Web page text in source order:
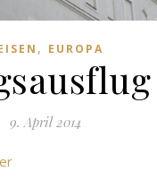
, EUROPA
9. April 2014